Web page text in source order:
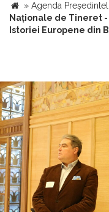
» Agenda
Naționale de Tineret -
Istoriei Europene din